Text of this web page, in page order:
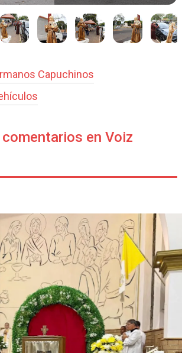
Capuchinos
en Voiz